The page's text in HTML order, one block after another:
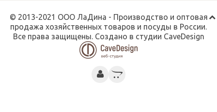
© 2013-2021 ООО ЛаДина - Производство и оптовая
продажа хозяйственных товаров и посуды в России.
Все права защищены. Создано в студии CaveDesign